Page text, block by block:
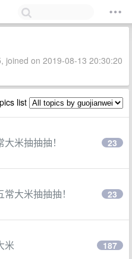
joined on 2019-08-13 20:30:20
list
米抽抽抽！ 23
大米抽抽抽！ 23
米 187